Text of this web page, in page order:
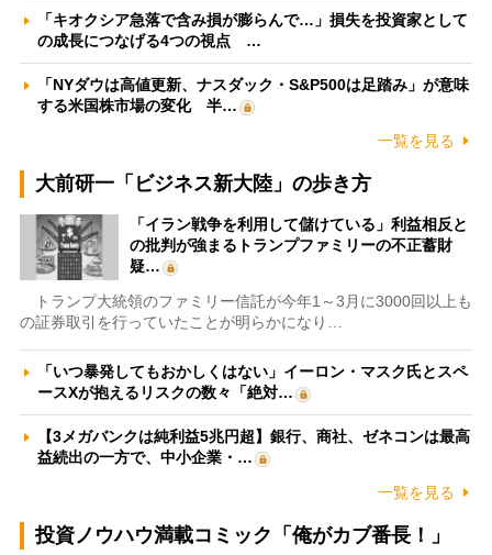
「キオクシア急落で含み損が膨らんで…」損失を投資家として
の成長につなげる4つの視点 …
「NYダウは高値更新、ナスダック・S&P500は足踏み」が意味
する米国株市場の変化 半…
一覧を見る
大前研一「ビジネス新大陸」の歩き方
「イラン戦争を利用して儲けている」利益相反と
の批判が強まるトランプファミリーの不正蓄財
疑…
トランプ大統領のファミリー信託が今年1～3月に3000回以上も
の証券取引を行っていたことが明らかになり…
「いつ暴発してもおかしくはない」イーロン・マスク氏とスペ
ースXが抱えるリスクの数々「絶対…
【3メガバンクは純利益5兆円超】銀行、商社、ゼネコンは最高
益続出の一方で、中小企業・…
一覧を見る
投資ノウハウ満載コミック「俺がカブ番長！」